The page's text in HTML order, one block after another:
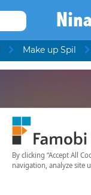
Make up Spil